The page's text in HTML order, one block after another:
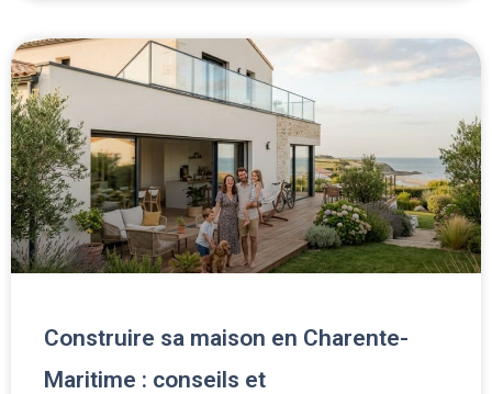
Construire sa maison en Charente-
Maritime : conseils et